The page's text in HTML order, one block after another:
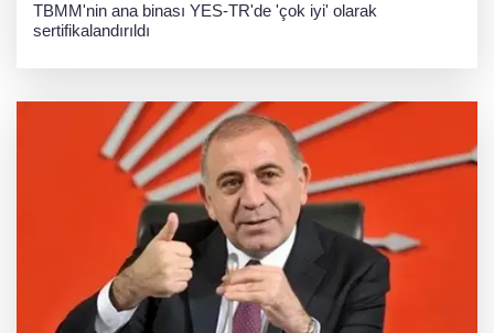
TBMM'nin ana binası YES-TR'de 'çok iyi' olarak
sertifikalandırıldı